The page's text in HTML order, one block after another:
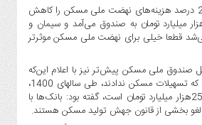
وی تاکید کرد:‌با این کار 25 درصد هزینه‌های نهضت ملی مسکن را کاهش
قطعا اگر 200 هزار میلیارد تومان به صندوق می‌آمد و سیمان و
قطعا خیلی برای نهضت ملی مسکن موثرتر
صندوق ملی مسکن پیش‌تر نیز با اعلام این‌که
جریمه مالیاتی بانک‌هایی که تسهیلات مسکن ندادند، طی سالهای 1400،
1401 و 1402 حدود 250هزار میلیارد تومان است، گفته بود: بانک‌ها با
بخشی از قانون جهش تولید مسکن هستند.